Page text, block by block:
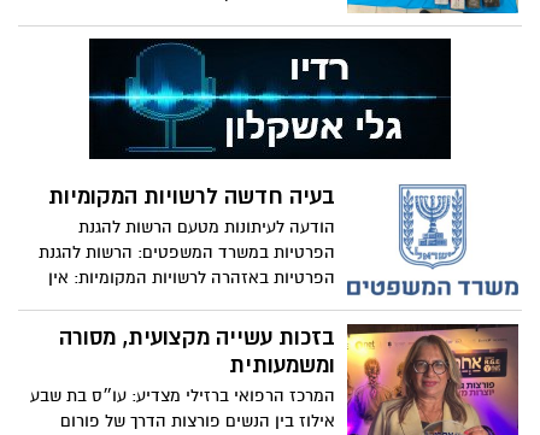
בעיה חדשה לרשויות המקומיות
הודעה לעיתונות מטעם הרשות להגנת
הפרטיות במשרד המשפטים: הרשות להגנת
הפרטיות באזהרה לרשויות המקומיות: אין
במצלמות המבוססות על זיהוי לוחיות רישוי
בזכות עשייה מקצועית, מסורה
ומשמעותית
המרכז הרפואי ברזילי מצדיע: עו״ס בת שבע
אילוז בין הנשים פורצות הדרך של פורום